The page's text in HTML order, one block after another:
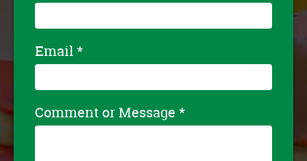
Email*
Comment or Message *